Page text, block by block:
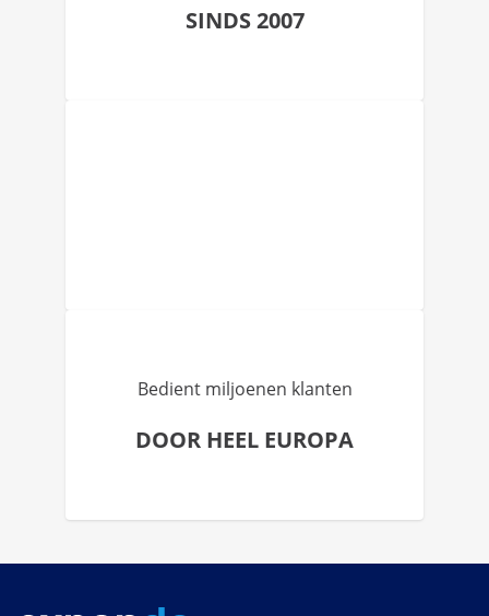
SINDS 2007
Bedient miljoenen klanten
DOOR HEEL EUROPA